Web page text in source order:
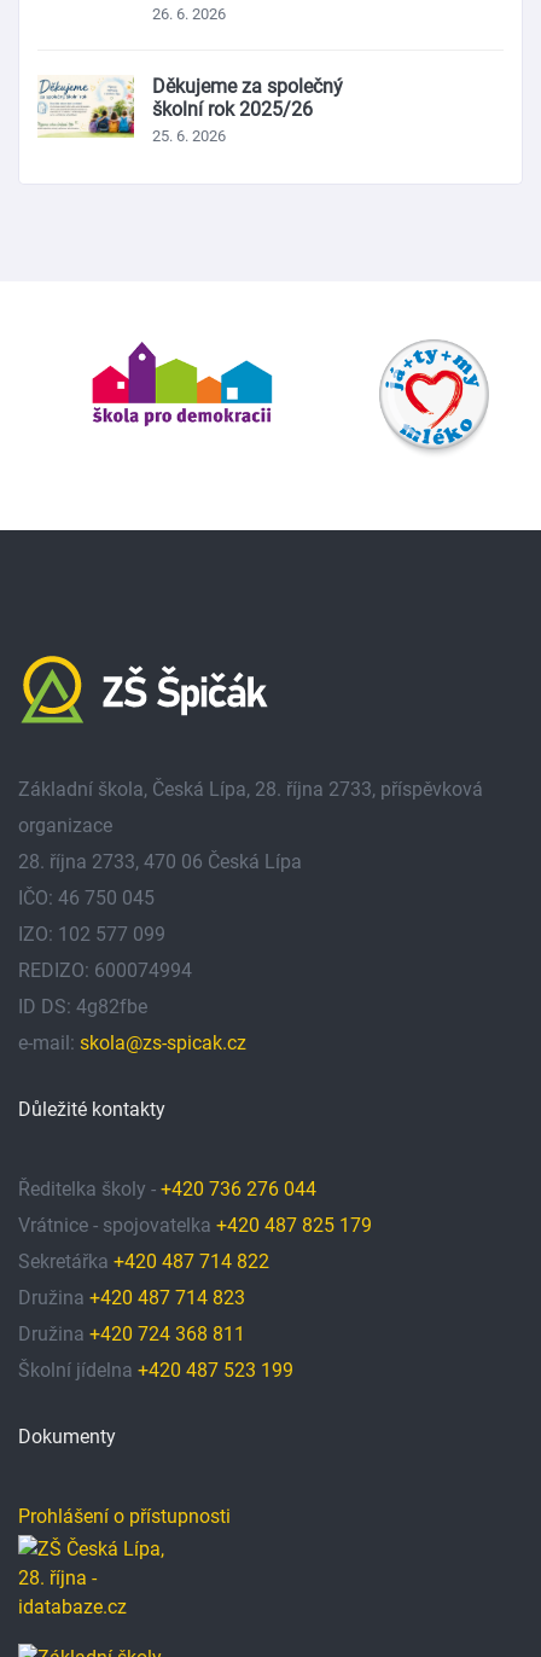
26. 6. 2026
Děkujeme za společný
školní rok 2025/26
25. 6. 2026
Základní škola, Česká Lípa, 28. října 2733, příspěvková
organizace
28. října 2733, 470 06 Česká Lípa
IČO: 46 750 045
IZO: 102 577 099
REDIZO: 600074994
ID DS: 4g82fbe
e-mail: skola@zs-spicak.cz
Důležité kontakty
Ředitelka školy - +420 736 276 044
Vrátnice - spojovatelka +420 487 825 179
Sekretářka +420 487 714 822
Družina +420 487 714 823
Družina +420 724 368 811
Školní jídelna +420 487 523 199
Dokumenty
Prohlášení o přístupnosti